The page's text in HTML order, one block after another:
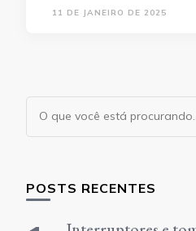
11 DE JANEIRO DE 2025
Procurando
algo?
POSTS RECENTES